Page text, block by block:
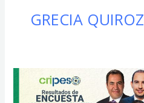
GRECIA QUIROZ